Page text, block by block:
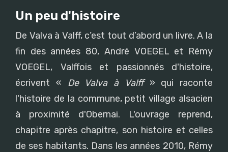
Un peu d'histoire
De Valva à Valff, c’est tout d’abord un livre. A la
fin des années 80, André VOEGEL et Rémy
VOEGEL, Valffois et passionnés d'histoire,
écrivent « De Valva à Valff» qui raconte
l'histoire de la commune, petit village alsacien
à proximité d'Obernai. L'ouvrage reprend,
chapitre après chapitre, son histoire et celles
de ses habitants. Dans les années 2010, Rémy